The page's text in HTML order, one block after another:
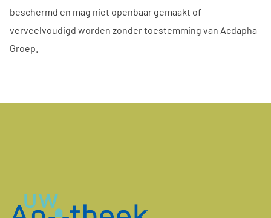
beschermd en mag niet openbaar gemaakt of
verveelvoudigd worden zonder toestemming van Acdapha
Groep.